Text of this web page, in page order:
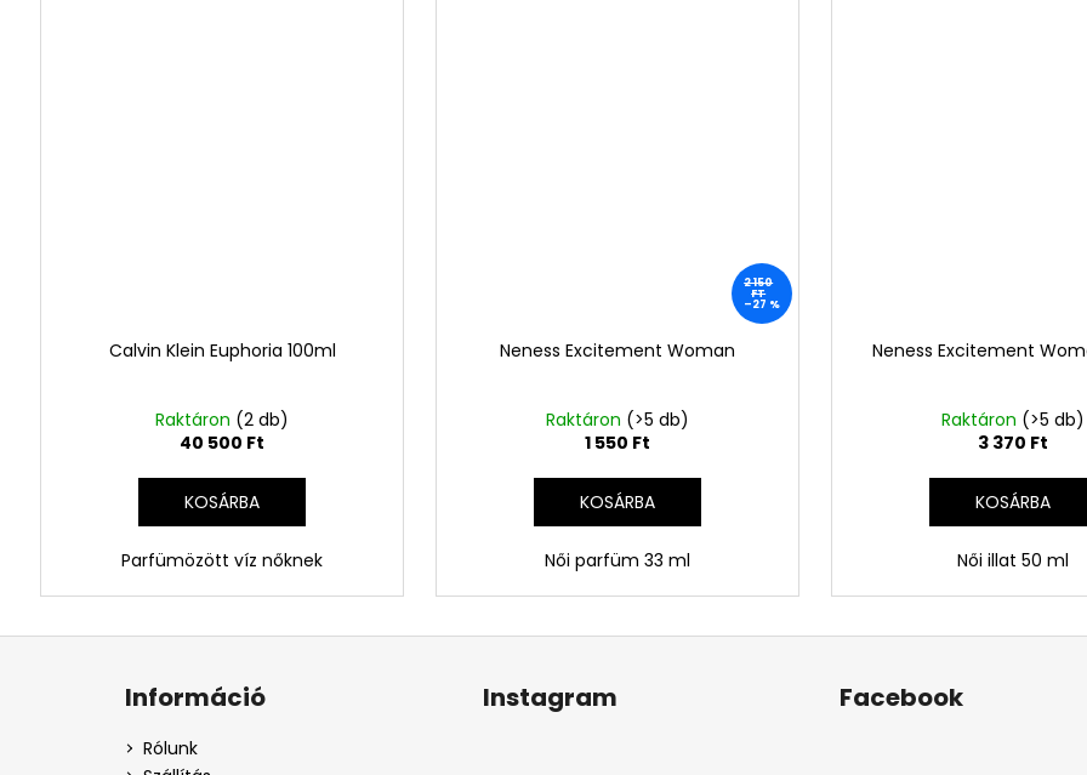
Calvin Klein Euphoria 100ml
Raktáron (2 db)
40 500 Ft
KOSÁRBA
Parfümözött víz nőknek
2 150
FT
–27 %
Neness Excitement Woman
Raktáron (>5 db)
1 550 Ft
KOSÁRBA
Női parfüm 33 ml
Neness Excitement
Raktáron (>5 db)
3 370 Ft
KOSÁRBA
Női illat 50 ml
L
Információ
Rólunk
Instagram Facebook